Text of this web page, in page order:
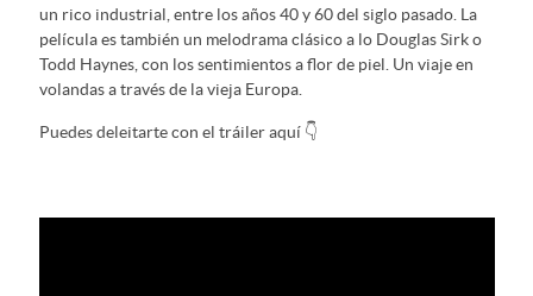
un rico industrial, entre los años 40 y 60 del siglo pasado. La
película es también un melodrama clásico a lo Douglas Sirk o
Todd Haynes, con los sentimientos a flor de piel. Un viaje en
volandas a través de la vieja Europa.
Puedes deleitarte con el tráiler aquí 👇